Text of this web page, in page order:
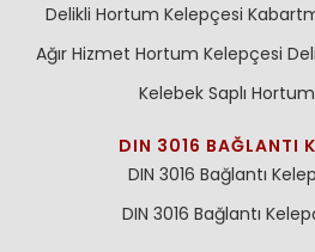
Delikli Hortum Kelepçesi
Ağır Hizmet Hortum Kelepçesi
Kelebek Saplı
DIN 3016 BAĞLANTI
DIN 3016 Bağlantı
DIN 3016 Bağlantı